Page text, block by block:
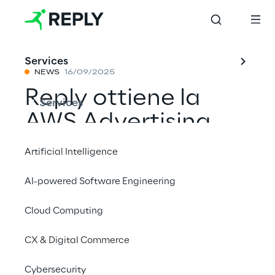
Services
Services
Artificial Intelligence
AI-powered Software Engineering
Cloud Computing
CX & Digital Commerce
Cybersecurity
NEWS 16/09/2025
Reply ottiene la
AWS Advertising
and Marketing
Technology
grazie al contributo
di Data Reply e
Storm Reply